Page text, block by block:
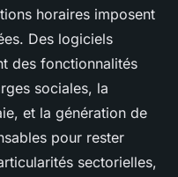
horaires imposent
Des logiciels
des fonctionnalités
sociales, la
et la génération de
pour rester
sectorielles,